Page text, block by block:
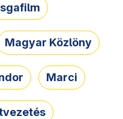
Magyar Közlöny
Marci